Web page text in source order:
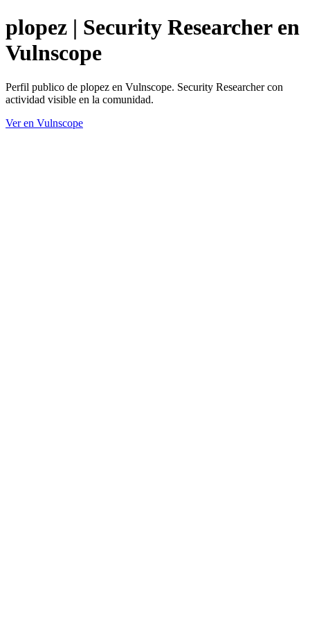
plopez | Security Researcher en
Vulnscope
Perfil publico de plopez en Vulnscope. Security Researcher con
actividad visible en la comunidad.
Ver en Vulnscope